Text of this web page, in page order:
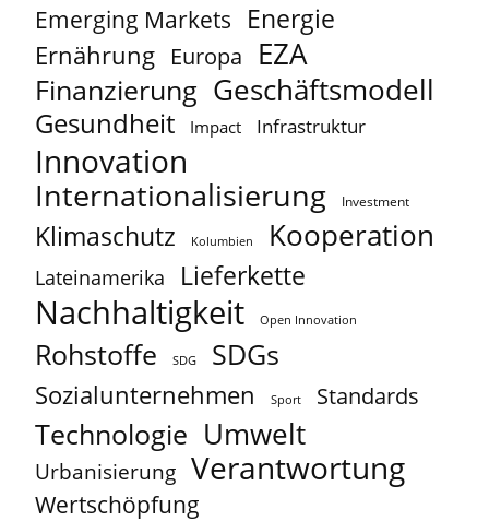
Emerging Markets Energie
Ernährung Europa EZA
Finanzierung Geschäftsmodell
Gesundheit Impact Infrastruktur
Innovation
Internationalisierung Investment
Klimaschutz Kolumbien Kooperation
Lateinamerika Lieferkette
Nachhaltigkeit Open Innovation
Rohstoffe SDG SDGs
Sozialunternehmen Sport Standards
Technologie Umwelt
Urbanisierung Verantwortung
Wertschöpfung